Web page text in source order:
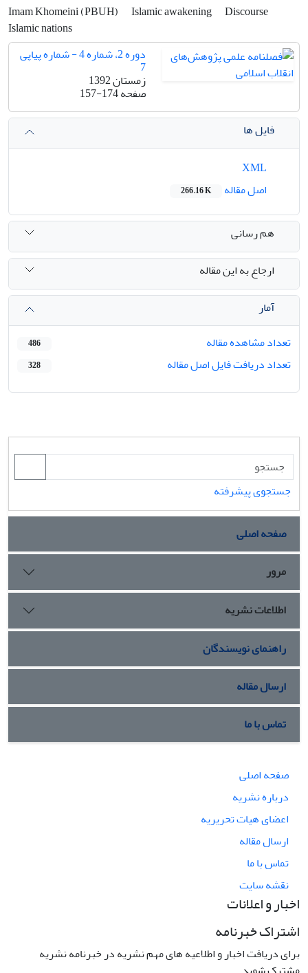
Imam Khomeini (PBUH) Islamic awakening
Discourse
Islamic nations
دوره 2، شماره 4 - شماره پیاپی
7
زمستان 1392
صفحه157-174
فایل ها
اصل مقاله
266.16 K
هم رسانی
ارجاع به این مقاله
آمار
تعداد مشاهده مقاله
486
تعداد دریافت فایل اصل مقاله 328
جستجوی پیشرفته
صفحه اصلی
مرور
اطلاعات نشریه
راهنمای نویسندگان
ارسال مقاله
تماس با ما
صفحه اصلی
درباره نشریه
اعضای هیات تحریریه
ارسال مقاله
تماس با ما
نقشه سایت
اخبار و اعلانات
اشتراک خبرنامه
برای دریافت اخبار و اطلاعیه های مهم نشریه در خبرنامه نشریه